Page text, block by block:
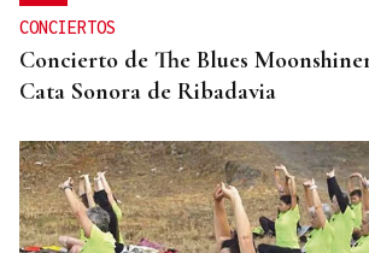
CONCIERTOS
Concierto de The Blues
Cata Sonora de Ribadavia